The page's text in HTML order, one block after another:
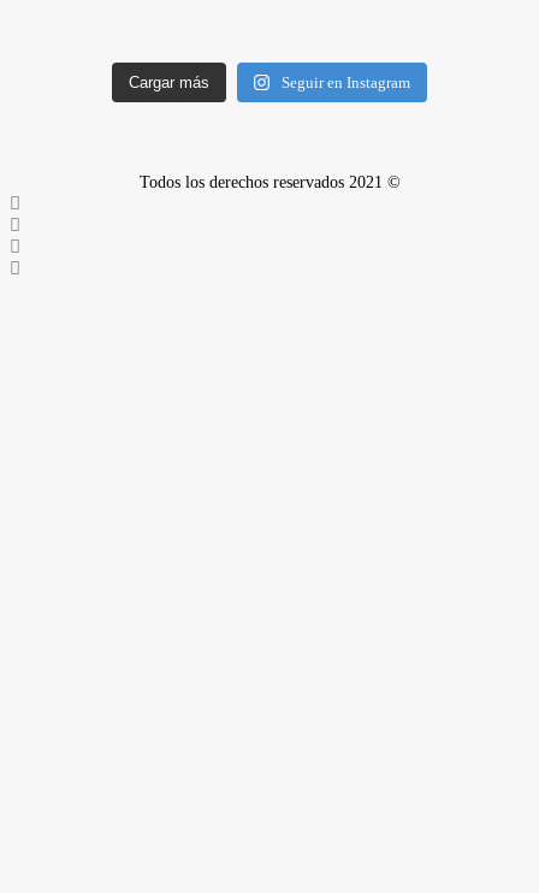
Cargar más Seguir en Instagram
Todos los derechos reservados 2021 ©